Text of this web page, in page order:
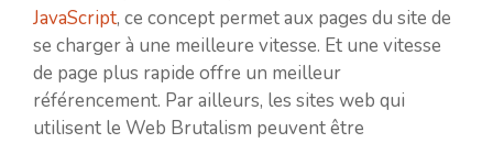
JavaScript, ce concept permet aux pages du site de
se charger à une meilleure vitesse. Et une vitesse
de page plus rapide offre un meilleur
référencement. Par ailleurs, les sites web qui
utilisent le Web Brutalism peuvent être